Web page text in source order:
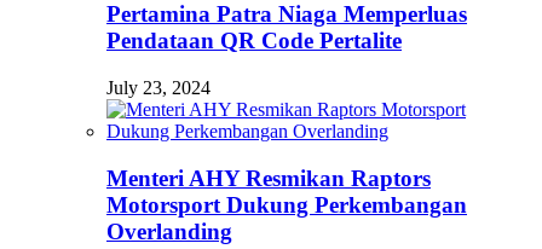
Pertamina Patra Niaga Memperluas
Pendataan QR Code Pertalite
July 23, 2024
Menteri AHY Resmikan Raptors
Motorsport Dukung Perkembangan
Overlanding